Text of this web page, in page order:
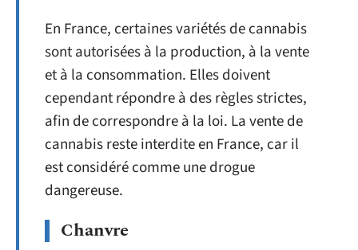
En France, certaines variétés de cannabis
sont autorisées à la production, à la vente
et à la consommation. Elles doivent
cependant répondre à des règles strictes,
afin de correspondre à la loi. La vente de
cannabis reste interdite en France, car il
est considéré comme une drogue
dangereuse.
Chanvre